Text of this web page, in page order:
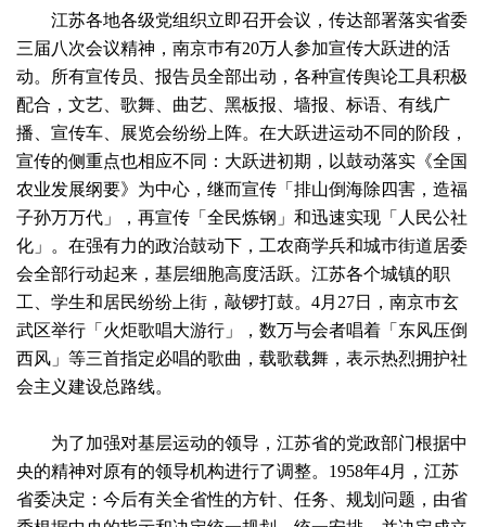
江苏各地各级党组织立即召开会议，传达部署落实省委
三届八次会议精神，南京巿有20万人参加宣传大跃进的活
动。所有宣传员、报告员全部出动，各种宣传舆论工具积极
配合，文艺、歌舞、曲艺、黑板报、墙报、标语、有线广
播、宣传车、展览会纷纷上阵。在大跃进运动不同的阶段，
宣传的侧重点也相应不同：大跃进初期，以鼓动落实《全国
农业发展纲要》为中心，继而宣传「排山倒海除四害，造福
子孙万万代」，再宣传「全民炼钢」和迅速实现「人民公社
化」。在强有力的政治鼓动下，工农商学兵和城巿街道居委
会全部行动起来，基层细胞高度活跃。江苏各个城镇的职
工、学生和居民纷纷上街，敲锣打鼓。4月27日，南京巿玄
武区举行「火炬歌唱大游行」，数万与会者唱着「东风压倒
西风」等三首指定必唱的歌曲，载歌载舞，表示热烈拥护社
会主义建设总路线。
为了加强对基层运动的领导，江苏省的党政部门根据中
央的精神对原有的领导机构进行了调整。1958年4月，江苏
省委决定：今后有关全省性的方针、任务、规划问题，由省